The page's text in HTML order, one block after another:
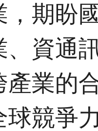
，期盼
、資通
產業的
球競爭